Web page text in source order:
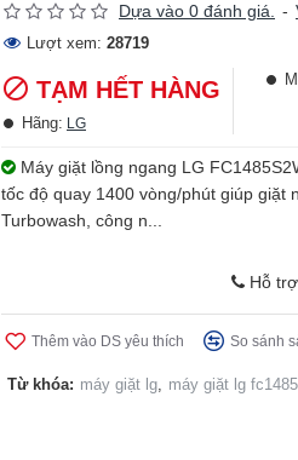
Dựa vào 0 đánh giá. -
Lượt xem: 28719
TẠM HẾT HÀNG
Hãng: LG
Máy giặt lồng ngang LG
tốc độ quay 1400 vòng/phút giúp giặt
Turbowash, công n...
Hỗ trợ
Thêm vào DS yêu thích So sánh
Từ khóa: máy giặt lg, máy giặt lg